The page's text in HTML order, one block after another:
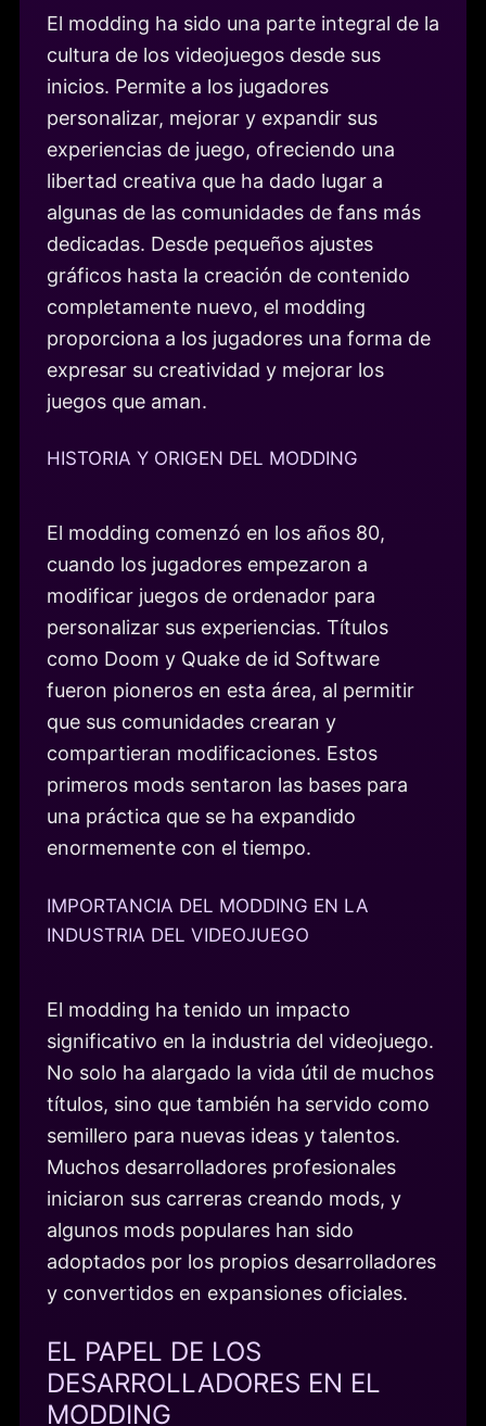
El modding ha sido una parte integral de la
cultura de los videojuegos desde sus
inicios. Permite a los jugadores
personalizar, mejorar y expandir sus
experiencias de juego, ofreciendo una
libertad creativa que ha dado lugar a
algunas de las comunidades de fans más
dedicadas. Desde pequeños ajustes
gráficos hasta la creación de contenido
completamente nuevo, el modding
proporciona a los jugadores una forma de
expresar su creatividad y mejorar los
juegos que aman.
HISTORIA Y ORIGEN DEL MODDING
El modding comenzó en los años 80,
cuando los jugadores empezaron a
modificar juegos de ordenador para
personalizar sus experiencias. Títulos
como Doom y Quake de id Software
fueron pioneros en esta área, al permitir
que sus comunidades crearan y
compartieran modificaciones. Estos
primeros mods sentaron las bases para
una práctica que se ha expandido
enormemente con el tiempo.
IMPORTANCIA DEL MODDING EN LA
INDUSTRIA DEL VIDEOJUEGO
El modding ha tenido un impacto
significativo en la industria del videojuego.
No solo ha alargado la vida útil de muchos
títulos, sino que también ha servido como
semillero para nuevas ideas y talentos.
Muchos desarrolladores profesionales
iniciaron sus carreras creando mods, y
algunos mods populares han sido
adoptados por los propios desarrolladores
y convertidos en expansiones oficiales.
EL PAPEL DE LOS
DESARROLLADORES EN EL
MODDING